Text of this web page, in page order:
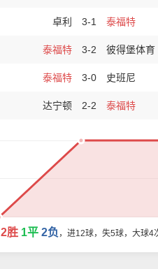
卓利 3-1 泰福特
泰福特 3-2 彼得堡体育
泰福特 3-0 史班尼
达宁顿 2-2 泰福特
2胜 1平 2负 ，进12球，失5球，大球4